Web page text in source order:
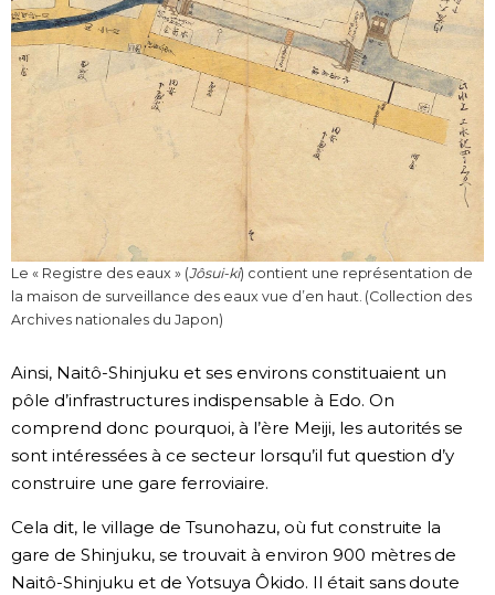
Le « Registre des eaux » (Jôsui-ki) contient une représentation de
la maison de surveillance des eaux vue d’en haut. (Collection des
Archives nationales du Japon)
Ainsi, Naitô-Shinjuku et ses environs constituaient un
pôle d’infrastructures indispensable à Edo. On
comprend donc pourquoi, à l’ère Meiji, les autorités se
sont intéressées à ce secteur lorsqu’il fut question d’y
construire une gare ferroviaire.
Cela dit, le village de Tsunohazu, où fut construite la
gare de Shinjuku, se trouvait à environ 900 mètres de
Naitô-Shinjuku et de Yotsuya Ôkido. Il était sans doute